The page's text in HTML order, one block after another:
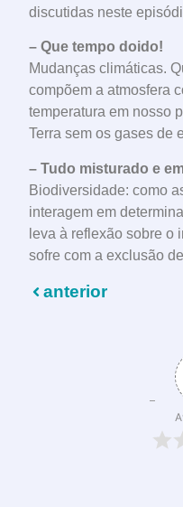
discutidas neste
– Que tempo doido!
Mudanças climáticas.
compõem a atmosfera
temperatura em nosso
Terra sem os gases de
– Tudo misturado e
Biodiversidade: como
interagem em
leva à reflexão sobre o
sofre com a exclusão
anterior